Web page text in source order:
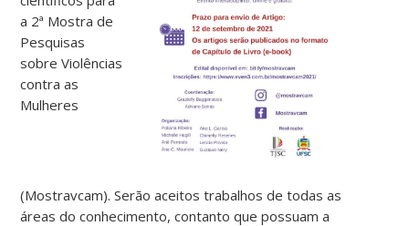
a 2ª Mostra de
Pesquisas
sobre Violências
contra as
Mulheres
(Mostravcam). Serão aceitos trabalhos de todas as
áreas do conhecimento, contanto que possuam a